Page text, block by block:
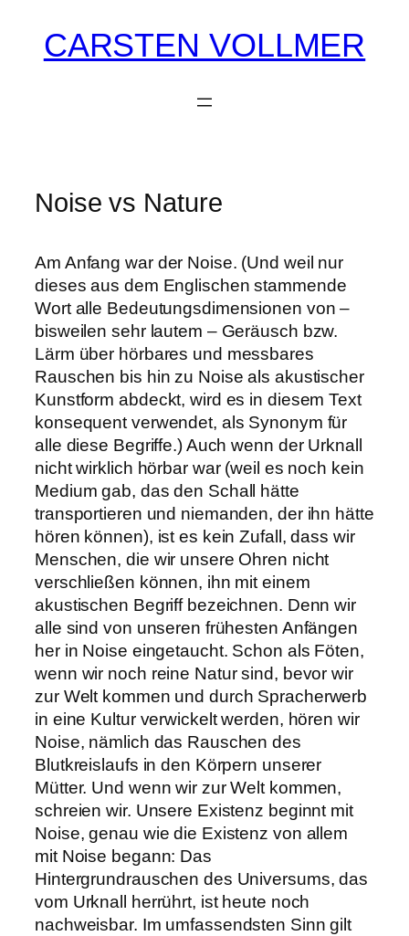
InhaltCARSTEN VOLLMER
Noise vs Nature
Am Anfang war der Noise. (Und weil nur
dieses aus dem Englischen stammende
Wort alle Bedeutungsdimensionen von –
bisweilen sehr lautem – Geräusch bzw.
Lärm über hörbares und messbares
Rauschen bis hin zu Noise als akustischer
Kunstform abdeckt, wird es in diesem Text
konsequent verwendet, als Synonym für
alle diese Begriffe.) Auch wenn der Urknall
nicht wirklich hörbar war (weil es noch kein
Medium gab, das den Schall hätte
transportieren und niemanden, der ihn hätte
hören können), ist es kein Zufall, dass wir
Menschen, die wir unsere Ohren nicht
verschließen können, ihn mit einem
akustischen Begriff bezeichnen. Denn wir
alle sind von unseren frühesten Anfängen
her in Noise eingetaucht. Schon als Föten,
wenn wir noch reine Natur sind, bevor wir
zur Welt kommen und durch Spracherwerb
in eine Kultur verwickelt werden, hören wir
Noise, nämlich das Rauschen des
Blutkreislaufs in den Körpern unserer
Mütter. Und wenn wir zur Welt kommen,
schreien wir. Unsere Existenz beginnt mit
Noise, genau wie die Existenz von allem
mit Noise begann: Das
Hintergrundrauschen des Universums, das
vom Urknall herrührt, ist heute noch
nachweisbar. Im umfassendsten Sinn gilt